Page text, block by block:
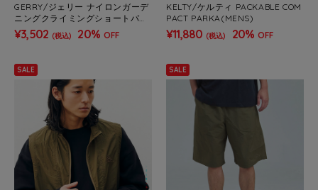
GERRY/ジェリー ナイロンガーデ
ニングクライミングショートパン
ツ(MENS)
¥3,502 (税込) 20% OFF
KELTY/ケルティ PACKABLE COM
PACT PARKA(MENS)
¥11,880 (税込) 20% OFF
SALE SALE